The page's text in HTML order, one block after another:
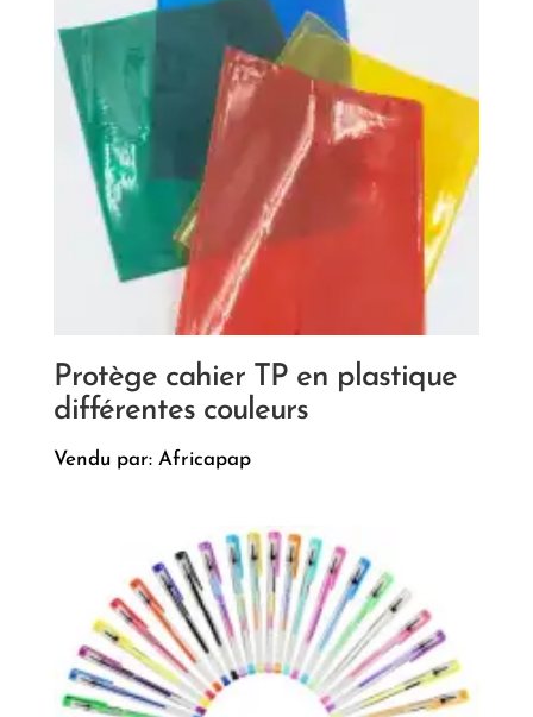
Protège cahier TP en plastique
différentes couleurs
Vendu par: Africapap